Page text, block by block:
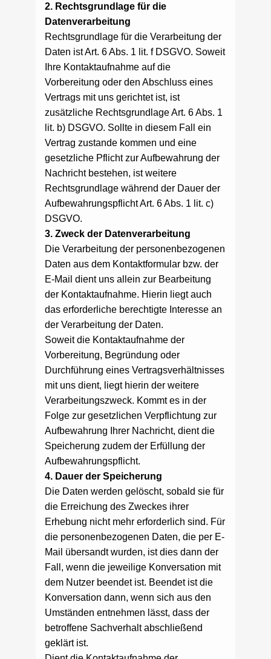
2. Rechtsgrundlage für die
Datenverarbeitung
Rechtsgrundlage für die Verarbeitung der
Daten ist Art. 6 Abs. 1 lit. f DSGVO. Soweit
Ihre Kontaktaufnahme auf die
Vorbereitung oder den Abschluss eines
Vertrags mit uns gerichtet ist, ist
zusätzliche Rechtsgrundlage Art. 6 Abs. 1
lit. b) DSGVO. Sollte in diesem Fall ein
Vertrag zustande kommen und eine
gesetzliche Pflicht zur Aufbewahrung der
Nachricht bestehen, ist weitere
Rechtsgrundlage während der Dauer der
Aufbewahrungspflicht Art. 6 Abs. 1 lit. c)
DSGVO.
3. Zweck der Datenverarbeitung
Die Verarbeitung der personenbezogenen
Daten aus dem Kontaktformular bzw. der
E-Mail dient uns allein zur Bearbeitung
der Kontaktaufnahme. Hierin liegt auch
das erforderliche berechtigte Interesse an
der Verarbeitung der Daten.
Soweit die Kontaktaufnahme der
Vorbereitung, Begründung oder
Durchführung eines Vertragsverhältnisses
mit uns dient, liegt hierin der weitere
Verarbeitungszweck. Kommt es in der
Folge zur gesetzlichen Verpflichtung zur
Aufbewahrung Ihrer Nachricht, dient die
Speicherung zudem der Erfüllung der
Aufbewahrungspflicht.
4. Dauer der Speicherung
Die Daten werden gelöscht, sobald sie für
die Erreichung des Zweckes ihrer
Erhebung nicht mehr erforderlich sind. Für
die personenbezogenen Daten, die per E-
Mail übersandt wurden, ist dies dann der
Fall, wenn die jeweilige Konversation mit
dem Nutzer beendet ist. Beendet ist die
Konversation dann, wenn sich aus den
Umständen entnehmen lässt, dass der
betroffene Sachverhalt abschließend
geklärt ist.